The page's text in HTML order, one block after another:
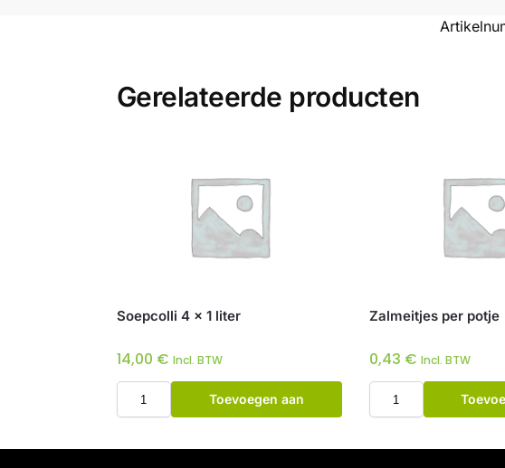
Gerelateerde producten
Soepcolli 4 x 1 liter
14,00 € Incl. BTW
Toevoegen aan
Zalmeitjes per potje
0,43 € Incl. BTW